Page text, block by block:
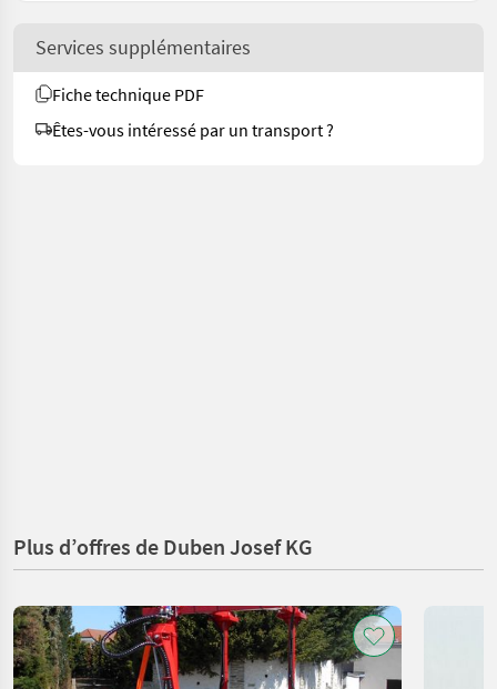
Services supplémentaires
Fiche technique PDF
Êtes-vous intéressé par un transport ?
Plus d’offres de Duben Josef KG